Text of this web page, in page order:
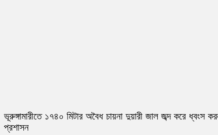
ভূরুঙ্গামারীতে ১৭৪০ মিটার অবৈধ চায়না দুয়ারী জাল জব্দ করে ধ্বংস
প্রশাসন